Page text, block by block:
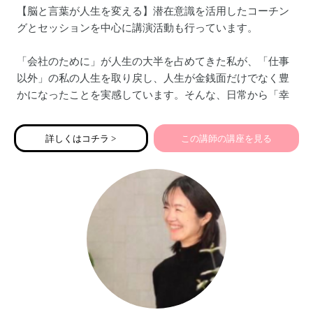
【脳と言葉が人生を変える】潜在意識を活用したコーチン
グとセッションを中心に講演活動も行っています。
「会社のために」が人生の大半を占めてきた私が、「仕事
以外」の私の人生を取り戻し、人生が金銭面だけでなく豊
かになったことを実感しています。そんな、日常から「幸
詳しくはコチラ > この講師の講座を見る